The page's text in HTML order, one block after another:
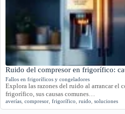
Ruido del compresor en frigorífico:
Fallos en frigoríficos y congeladores
Explora las razones del ruido al arrancar el
frigorífico, sus causas comunes…
averías compresor frigorífico ruido soluciones